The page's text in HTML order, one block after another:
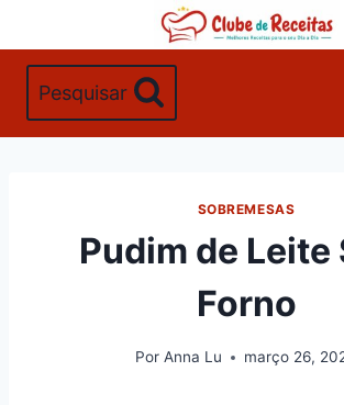
Conteúdo
Pesquisar
SOBREMESAS
Pudim de Leite
Forno
Por Anna Lu março 26,